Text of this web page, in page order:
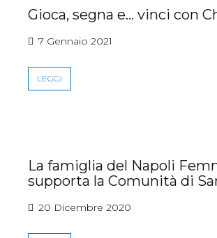
Gioca, segna e… vinci con
7 Gennaio 2021
LEGGI
La famiglia del Napoli
supporta la Comunità di
20 Dicembre 2020